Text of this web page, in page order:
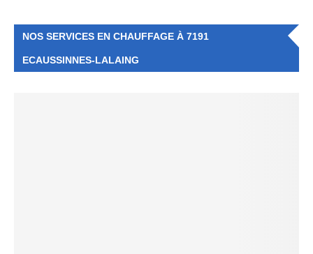
NOS SERVICES EN CHAUFFAGE À 7191
ECAUSSINNES-LALAING